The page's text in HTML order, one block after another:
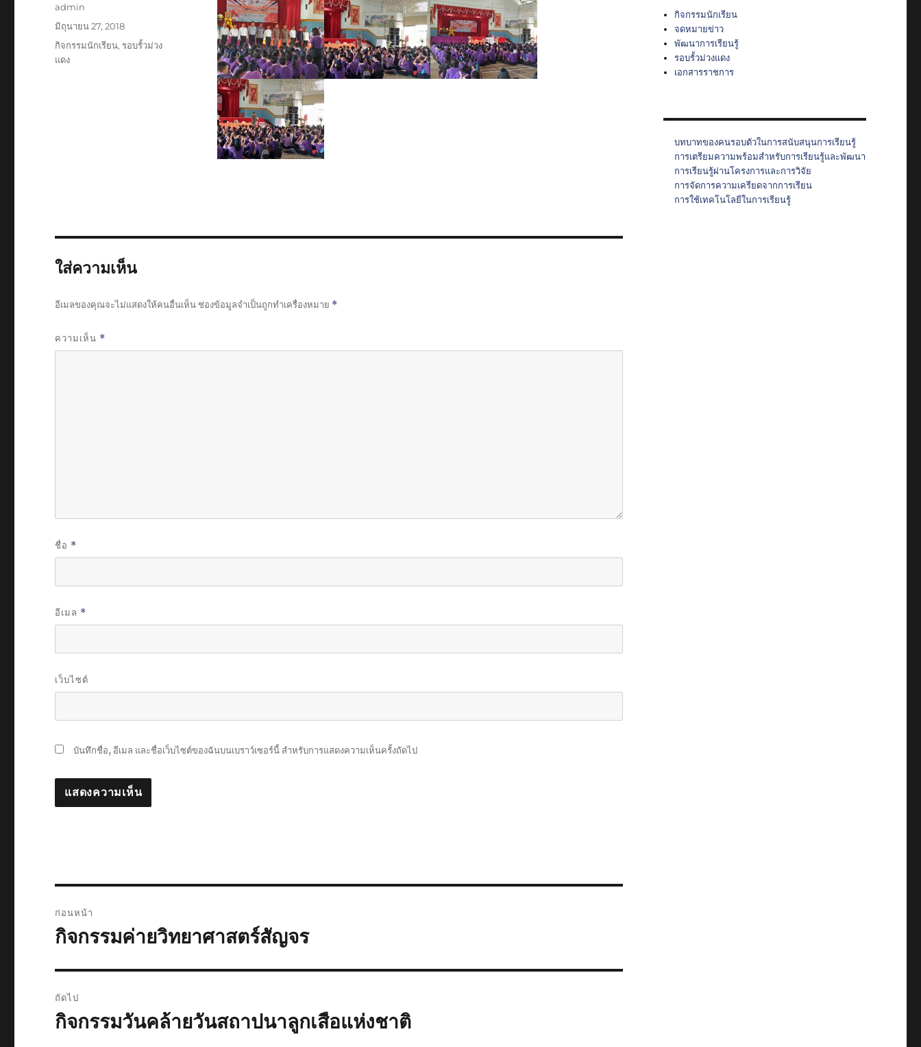
ผู้
เขียน
admin
เขียน
เมื่อ
มิถุนายน 27, 2018
หมวด
หมู่
กิจกรรมนักเรียน,รอบรั้วม่วง
แดง
ใส่ความเห็น
อีเมลของคุณจะไม่แสดงให้คนอื่นเห็น ช่องข้อมูลจำเป็นถูกทำเครื่องหมาย *
ความเห็น *
ชื่อ *
อีเมล *
เว็บไซต์
บันทึกชื่อ, อีเมล และชื่อเว็บไซต์ของฉันบนเบราว์เซอร์นี้ สำหรับการแสดงความเห็นครั้งถัดไป
เรื่อง
ก่อนหน้า
เรื่อง
หน้า:
กิจกรรมค่ายวิทยาศาสตร์สัญจร
ถัดไป
เรื่อง
กิจกรรมวันคล้ายวันสถาปนาลูกเสือแห่งชาติ
กิจกรรมนักเรียน
จดหมายข่าว
พัฒนาการเรียนรู้
รอบรั้วม่วงแดง
เอกสารราชการ
บทบาทของคนรอบตัวในการสนับสนุนการเรียนรู้
การเตรียมความพร้อมสำหรับการเรียนรู้และพัฒนา
การเรียนรู้ผ่านโครงการและการวิจัย
การจัดการความเครียดจากการเรียน
การใช้เทคโนโลยีในการเรียนรู้